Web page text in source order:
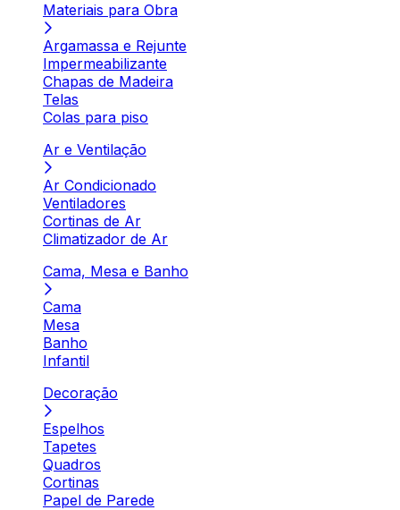
Materiais para Obra
Argamassa e Rejunte
Impermeabilizante
Chapas de Madeira
Telas
Colas para piso
Ar e Ventilação
Ar Condicionado
Ventiladores
Cortinas de Ar
Climatizador de Ar
Cama, Mesa e Banho
Cama
Mesa
Banho
Infantil
Decoração
Espelhos
Tapetes
Quadros
Cortinas
Papel de Parede